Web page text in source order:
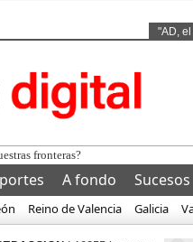
"AD,
A fondo Sucesos
Reino de Valencia Galicia